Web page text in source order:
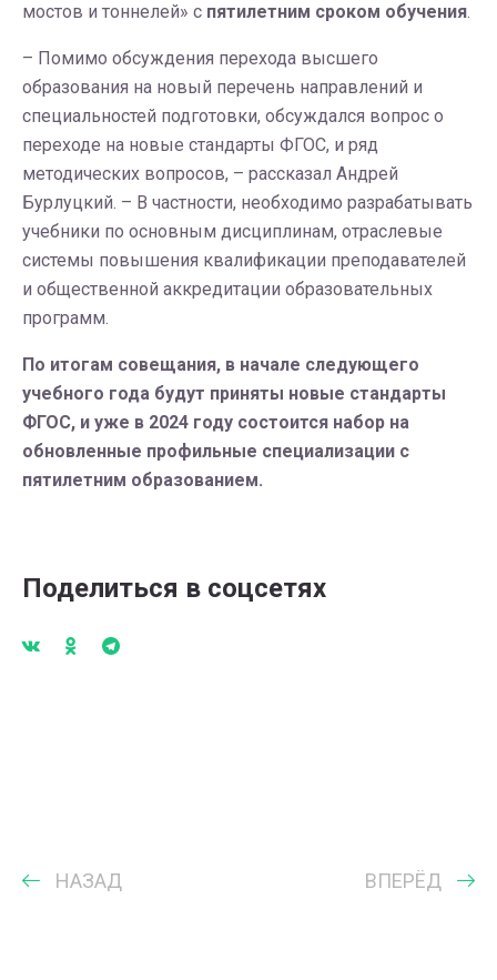
мостов и тоннелей» с пятилетним сроком обучения.
– Помимо обсуждения перехода высшего
образования на новый перечень направлений и
специальностей подготовки, обсуждался вопрос о
переходе на новые стандарты ФГОС, и ряд
методических вопросов, – рассказал Андрей
Бурлуцкий. – В частности, необходимо разрабатывать
учебники по основным дисциплинам, отраслевые
системы повышения квалификации преподавателей
и общественной аккредитации образовательных
программ.
По итогам совещания, в начале следующего
учебного года будут приняты новые стандарты
ФГОС, и уже в 2024 году состоится набор на
обновленные профильные специализации с
пятилетним образованием.
Поделиться в соцсетях
НАЗАД ВПЕРЁД